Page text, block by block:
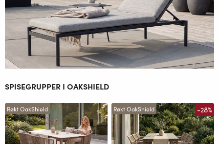
SPISEGRUPPER I OAKSHIELD
Røkt OakShield Røkt OakShield -28%